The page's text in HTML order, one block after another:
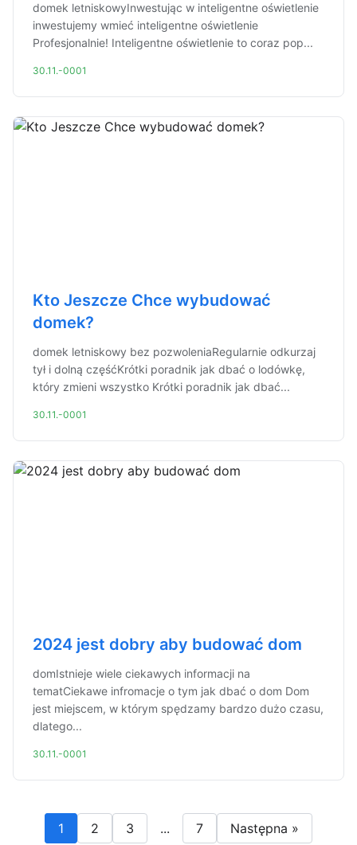
domek letniskowyInwestując w inteligentne oświetlenie
inwestujemy wmieć inteligentne oświetlenie
Profesjonalnie! Inteligentne oświetlenie to coraz pop...
30.11.-0001
Kto Jeszcze Chce wybudować
domek?
domek letniskowy bez pozwoleniaRegularnie odkurzaj
tył i dolną częśćKrótki poradnik jak dbać o lodówkę,
który zmieni wszystko Krótki poradnik jak dbać...
30.11.-0001
2024 jest dobry aby budować dom
domIstnieje wiele ciekawych informacji na
tematCiekawe infromacje o tym jak dbać o dom Dom
jest miejscem, w którym spędzamy bardzo dużo czasu,
dlatego...
30.11.-0001
1 2 3 ... 7 Następna »